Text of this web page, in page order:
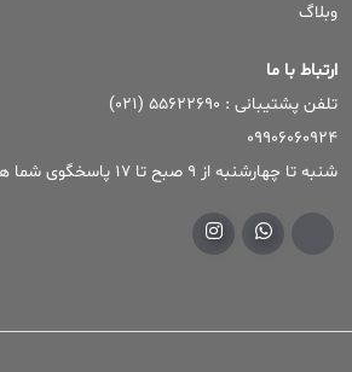
وبلاگ
ارتباط با ما
تلفن پشتیبانی : ۵۵۶۲۲۶۹۰ (۰۲۱)
09906060924
شنبه تا چهارشنبه از 9 صبح تا 17 پاسخگوی شما هستیم.